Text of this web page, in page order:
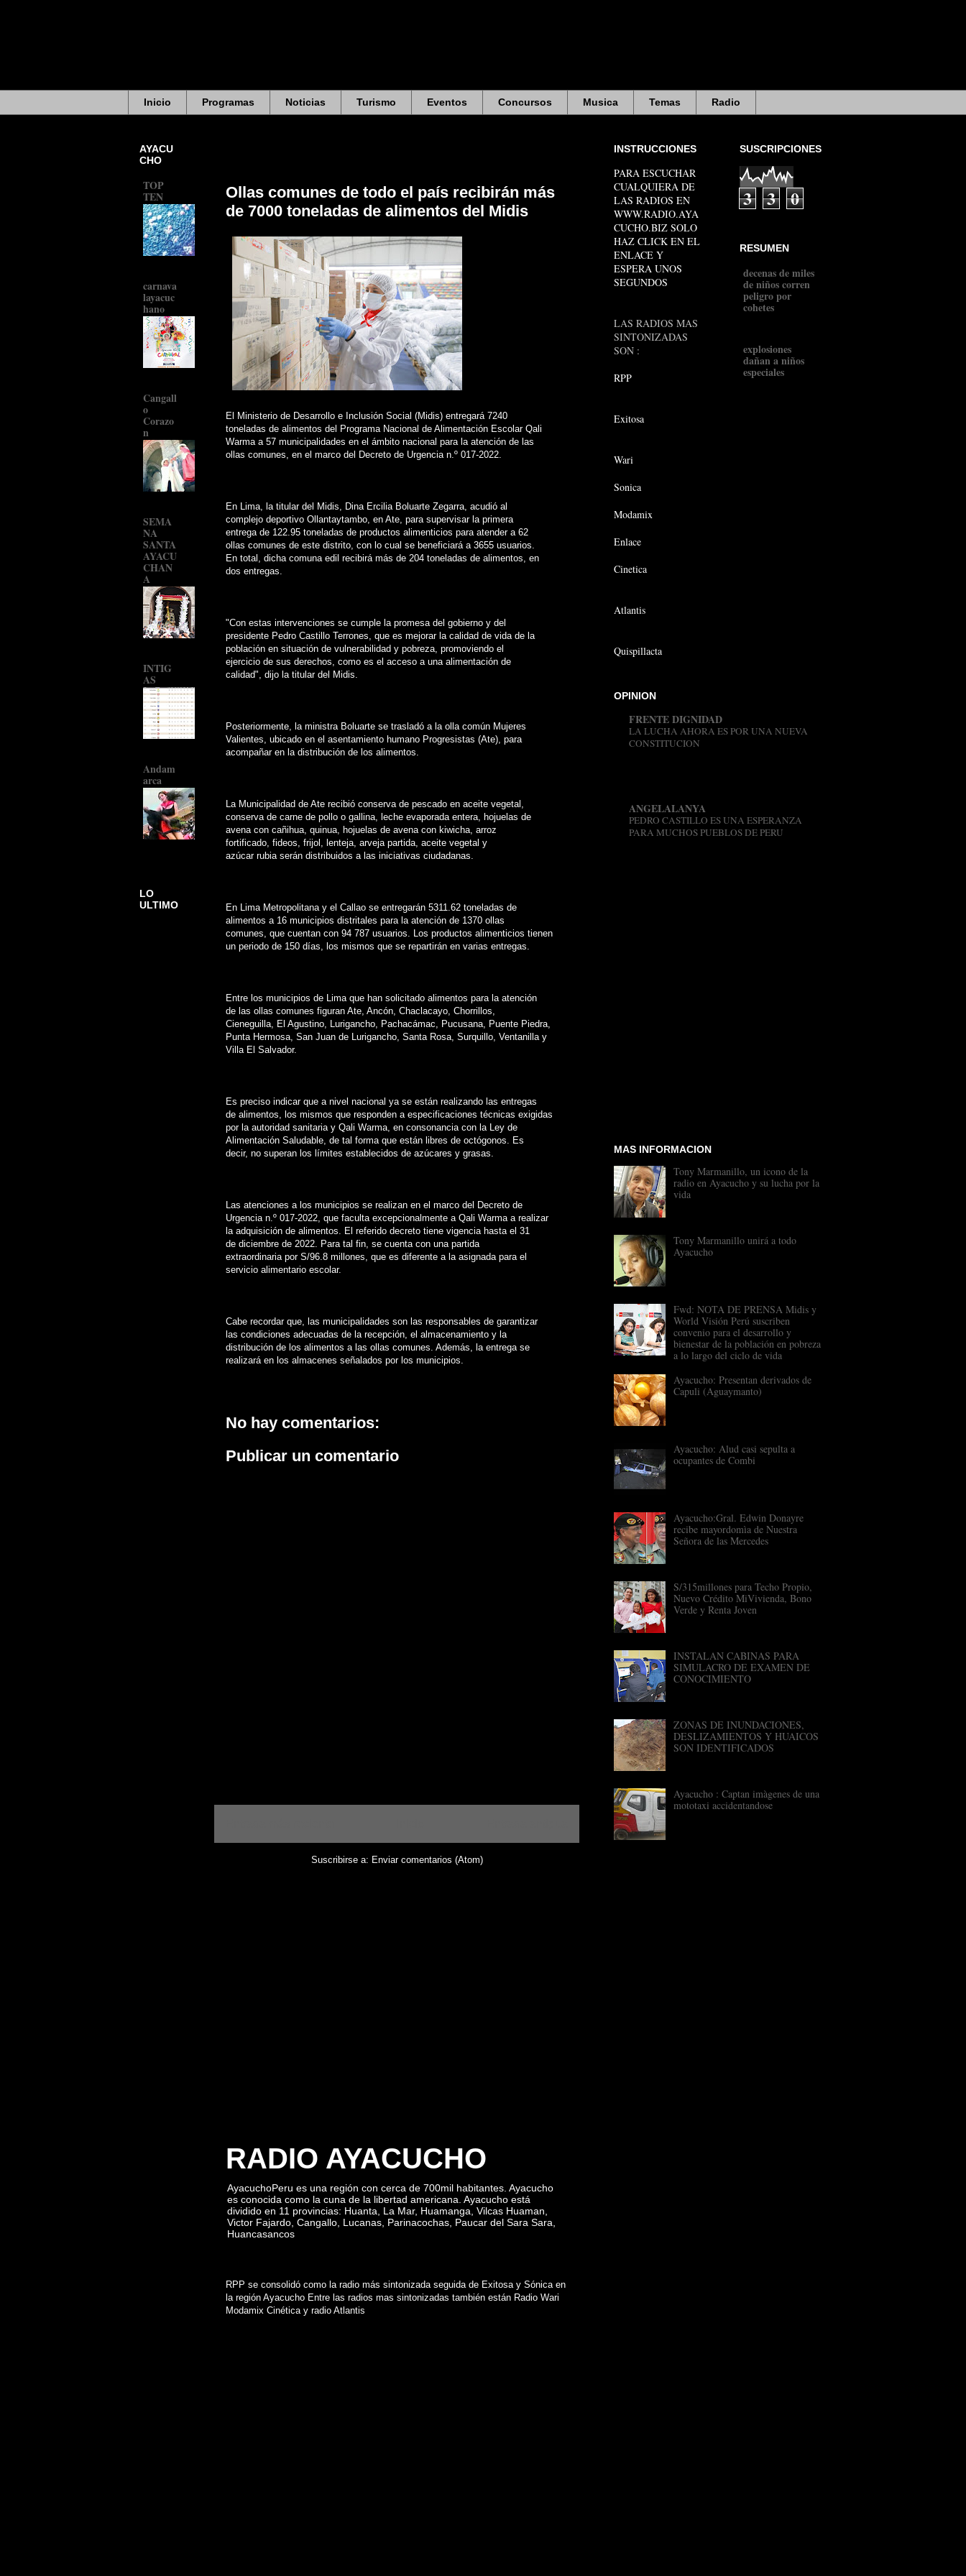
Inicio Programas Noticias Turismo Eventos Concursos Musica Temas Radio
Ollas comunes de todo el país recibirán más
de 7000 toneladas de alimentos del Midis
El Ministerio de Desarrollo e Inclusión Social (Midis) entregará 7240
toneladas de alimentos del Programa Nacional de Alimentación Escolar Qali
Warma a 57 municipalidades en el ámbito nacional para la atención de las
ollas comunes, en el marco del Decreto de Urgencia n.º 017-2022.
En Lima, la titular del Midis, Dina Ercilia Boluarte Zegarra, acudió al
complejo deportivo Ollantaytambo, en Ate, para supervisar la primera
entrega de 122.95 toneladas de productos alimenticios para atender a 62
ollas comunes de este distrito, con lo cual se beneficiará a 3655 usuarios.
En total, dicha comuna edil recibirá más de 204 toneladas de alimentos, en
dos entregas.
"Con estas intervenciones se cumple la promesa del gobierno y del
presidente Pedro Castillo Terrones, que es mejorar la calidad de vida de la
población en situación de vulnerabilidad y pobreza, promoviendo el
ejercicio de sus derechos, como es el acceso a una alimentación de
calidad", dijo la titular del Midis.
Posteriormente, la ministra Boluarte se trasladó a la olla común Mujeres
Valientes, ubicado en el asentamiento humano Progresistas (Ate), para
acompañar en la distribución de los alimentos.
La Municipalidad de Ate recibió conserva de pescado en aceite vegetal,
conserva de carne de pollo o gallina, leche evaporada entera, hojuelas de
avena con cañihua, quinua, hojuelas de avena con kiwicha, arroz
fortificado, fideos, frijol, lenteja, arveja partida, aceite vegetal y
azúcar rubia serán distribuidos a las iniciativas ciudadanas.
En Lima Metropolitana y el Callao se entregarán 5311.62 toneladas de
alimentos a 16 municipios distritales para la atención de 1370 ollas
comunes, que cuentan con 94 787 usuarios. Los productos alimenticios tienen
un periodo de 150 días, los mismos que se repartirán en varias entregas.
Entre los municipios de Lima que han solicitado alimentos para la atención
de las ollas comunes figuran Ate, Ancón, Chaclacayo, Chorrillos,
Cieneguilla, El Agustino, Lurigancho, Pachacámac, Pucusana, Puente Piedra,
Punta Hermosa, San Juan de Lurigancho, Santa Rosa, Surquillo, Ventanilla y
Villa El Salvador.
Es preciso indicar que a nivel nacional ya se están realizando las entregas
de alimentos, los mismos que responden a especificaciones técnicas exigidas
por la autoridad sanitaria y Qali Warma, en consonancia con la Ley de
Alimentación Saludable, de tal forma que están libres de octógonos. Es
decir, no superan los límites establecidos de azúcares y grasas.
Las atenciones a los municipios se realizan en el marco del Decreto de
Urgencia n.º 017-2022, que faculta excepcionalmente a Qali Warma a realizar
la adquisición de alimentos. El referido decreto tiene vigencia hasta el 31
de diciembre de 2022. Para tal fin, se cuenta con una partida
extraordinaria por S/96.8 millones, que es diferente a la asignada para el
servicio alimentario escolar.
Cabe recordar que, las municipalidades son las responsables de garantizar
las condiciones adecuadas de la recepción, el almacenamiento y la
distribución de los alimentos a las ollas comunes. Además, la entrega se
realizará en los almacenes señalados por los municipios.
No hay comentarios:
Publicar un comentario
Suscribirse a: Enviar comentarios (Atom)
RADIO AYACUCHO
AyacuchoPeru es una región con cerca de 700mil habitantes. Ayacucho
es conocida como la cuna de la libertad americana. Ayacucho está
dividido en 11 provincias: Huanta, La Mar, Huamanga, Vilcas Huaman,
Victor Fajardo, Cangallo, Lucanas, Parinacochas, Paucar del Sara Sara,
Huancasancos
RPP se consolidó como la radio más sintonizada seguida de Exitosa y Sónica en
la región Ayacucho Entre las radios mas sintonizadas también están Radio Wari
Modamix Cinética y radio Atlantis
AYACU
CHO
TOP
TEN
carnava
layacuc
hano
Cangall
o
Corazo
n
SEMA
NA
SANTA
AYACU
CHAN
A
INTIG
AS
Andam
arca
LO
ULTIMO
INSTRUCCIONES
PARA ESCUCHAR
CUALQUIERA DE
LAS RADIOS EN
WWW.RADIO.AYA
CUCHO.BIZ SOLO
HAZ CLICK EN EL
ENLACE Y
ESPERA UNOS
SEGUNDOS
LAS RADIOS MAS
SINTONIZADAS
SON :
RPP
Exitosa
Wari
Sonica
Modamix
Enlace
Cinetica
Atlantis
Quispillacta
SUSCRIPCIONES
3 3 0
RESUMEN
decenas de miles
de niños corren
peligro por
cohetes
explosiones
dañan a niños
especiales
OPINION
FRENTE DIGNIDAD
LA LUCHA AHORA ES POR UNA NUEVA
CONSTITUCION
ANGELALANYA
PEDRO CASTILLO ES UNA ESPERANZA
PARA MUCHOS PUEBLOS DE PERU
MAS INFORMACION
Tony Marmanillo, un icono de la
radio en Ayacucho y su lucha por la
vida
Tony Marmanillo unirá a todo
Ayacucho
Fwd: NOTA DE PRENSA Midis y
World Visión Perú suscriben
convenio para el desarrollo y
bienestar de la población en pobreza
a lo largo del ciclo de vida
Ayacucho: Presentan derivados de
Capuli (Aguaymanto)
Ayacucho: Alud casi sepulta a
ocupantes de Combi
Ayacucho:Gral. Edwin Donayre
recibe mayordomìa de Nuestra
Señora de las Mercedes
S/315millones para Techo Propio,
Nuevo Crédito MiVivienda, Bono
Verde y Renta Joven
INSTALAN CABINAS PARA
SIMULACRO DE EXAMEN DE
CONOCIMIENTO
ZONAS DE INUNDACIONES,
DESLIZAMIENTOS Y HUAICOS
SON IDENTIFICADOS
Ayacucho : Captan imàgenes de una
mototaxi accidentandose